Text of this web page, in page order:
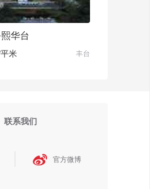
华台
米 丰台
联系我们
 官方微博